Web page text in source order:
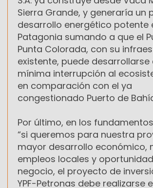
Sierra Grande, y generaría un
desarrollo energético potente
Patagonia sumando a que el
Punta Colorada, con su
existente, puede desarrollarse
mínima interrupción al
en comparación con el ya
congestionado Puerto de
Por último, en los
“si queremos para nuestra
mayor desarrollo económico,
empleos locales y
negocio, el proyecto de
YPF-Petronas debe realizarse